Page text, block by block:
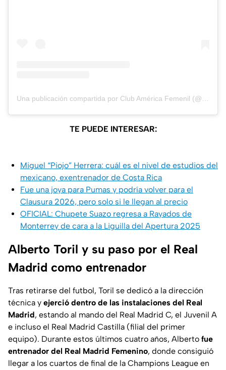
Una publicación compartida por Club América Femenil (@americafemenil)
TE PUEDE INTERESAR:
Miguel “Piojo” Herrera: cuál es el nivel de estudios del
mexicano, exentrenador de Costa Rica
Fue una joya para Pumas y podría volver para el
Clausura 2026, pero solo si le llegan al precio
OFICIAL: Chupete Suazo regresa a Rayados de
Monterrey de cara a la Liguilla del Apertura 2025
Alberto Toril y su paso por el Real
Madrid como entrenador
Tras retirarse del futbol, Toril se dedicó a la dirección
técnica y ejerció dentro de las instalaciones del Real
Madrid, estando al mando del Real Madrid C, el Juvenil A
e incluso el Real Madrid Castilla (filial del primer
equipo). Durante estos últimos cuatro años, Alberto fue
entrenador del Real Madrid Femenino, donde consiguió
llegar a los cuartos de final de la Champions League en